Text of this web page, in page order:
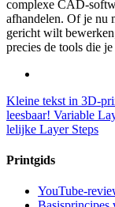
complexe CAD-
afhandelen. Of je nu
gericht wilt
precies de tools die
Kleine tekst in 3D-
leesbaar! Variable
lelijke Layer Steps
Printgids
YouTube-